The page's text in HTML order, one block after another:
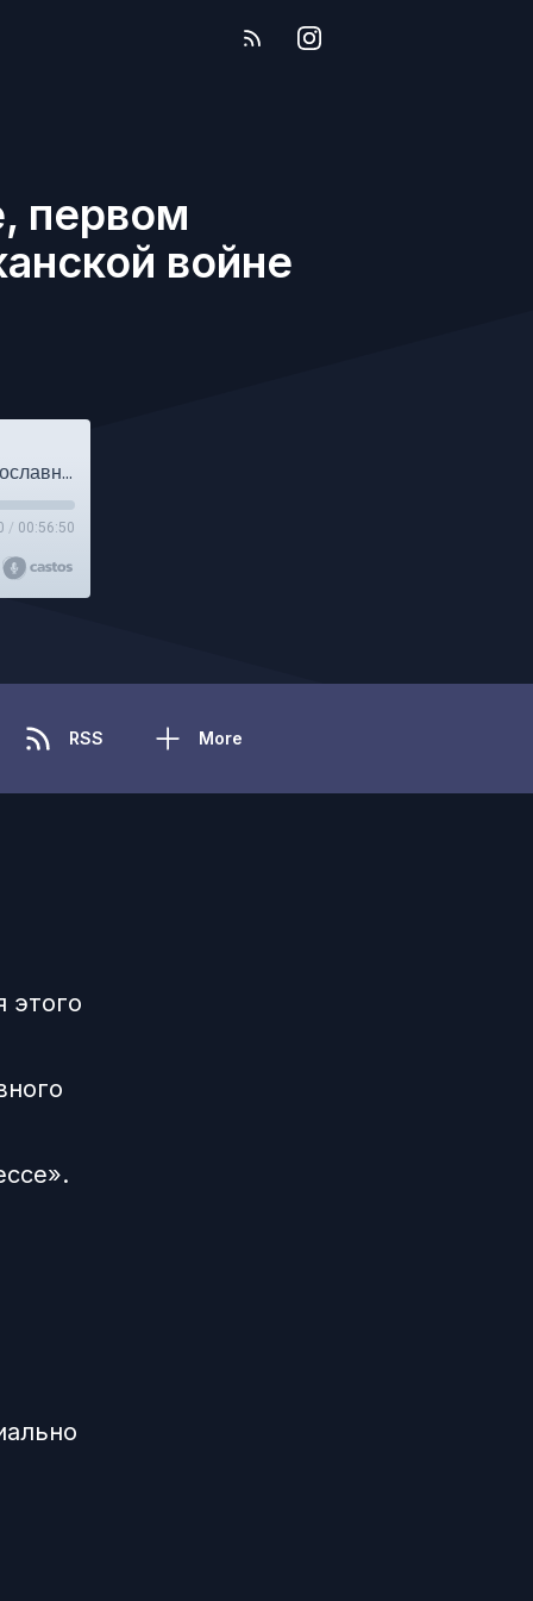
первом
войне
Выпуск №240. Истории о варенье, первом православном панк-журнале и Мексиканской войне
/ 00:56:50
RSS More
этого